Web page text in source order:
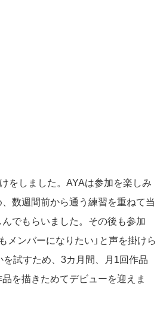
をしました。AYAは参加を楽しみ
数週間前から通う練習を重ねて当
でもらいました。その後も参加
メンバーになりたい」と声を掛けら
を試すため、3カ月間、月1回作品
を描きためてデビューを迎えま